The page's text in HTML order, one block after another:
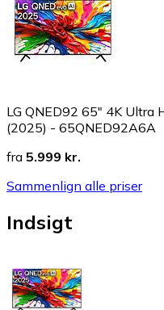
LG QNED92 65" 4K Ultra
(2025) - 65QNED92A6A
fra 5.999 kr.
Sammenlign alle priser
Indsigt